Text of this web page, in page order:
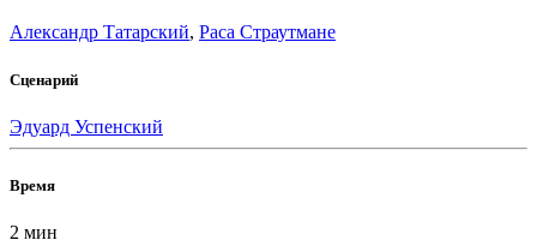
Александр Татарский, Раса Страутмане
Сценарий
Эдуард Успенский
Время
2 мин